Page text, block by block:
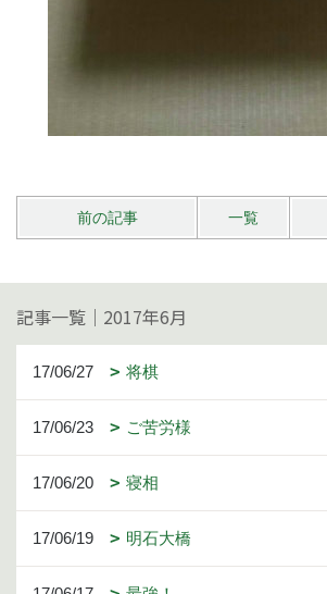
前の記事 一覧
記事一覧｜2017年6月
17/06/27 将棋
17/06/23 ご苦労様
17/06/20 寝相
17/06/19 明石大橋